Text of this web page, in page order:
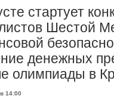
стартует
Шестой
денежных
олимпиады в
14:00